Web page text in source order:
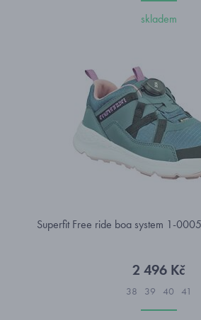
skladem
Superfit Free ride boa system 1-
2 496 Kč
38 39 40 41